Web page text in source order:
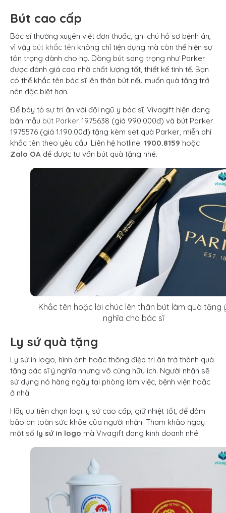
Bút cao cấp
Bác sĩ thường xuyên viết đơn thuốc, ghi chú hồ sơ bệnh án,
vì vậy bút khắc tên không chỉ tiện dụng mà còn thể hiện sự
tôn trọng dành cho họ. Dòng bút sang trọng như Parker
được đánh giá cao nhờ chất lượng tốt, thiết kế tinh tế. Bạn
có thể khắc tên bác sĩ lên thân bút nếu muốn quà tặng trở
nên đặc biệt hơn.
Để bày tỏ sự tri ân với đội ngũ y bác sĩ, Vivagift hiện đang
bán mẫu bút Parker 1975638 (giá 990.000đ) và bút Parker
1975576 (giá 1.190.00đ) tặng kèm set quà Parker, miễn phí
khắc tên theo yêu cầu. Liên hệ hotline: 1900.8159 hoặc
Zalo OA để được tư vấn bút quà tặng nhé.
Khắc tên hoặc lời chúc lên thân bút làm quà tặng
nghĩa cho bác sĩ
Ly sứ quà tặng
Ly sứ in logo, hình ảnh hoặc thông điệp tri ân trở thành quà
tặng bác sĩ ý nghĩa nhưng vô cùng hữu ích. Người nhận sẽ
sử dụng nó hàng ngày tại phòng làm việc, bệnh viện hoặc
ở nhà.
Hãy ưu tiên chọn loại ly sứ cao cấp, giữ nhiệt tốt, để đảm
bảo an toàn sức khỏe của người nhận. Tham khảo ngay
một số ly sứ in logo mà Vivagift đang kinh doanh nhé.